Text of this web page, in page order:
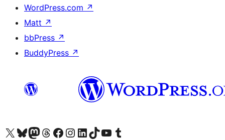
WordPress.com ↗
Matt ↗
bbPress ↗
BuddyPress ↗
Visita nuestra cuenta de X (anteriormente Twitter)
Visita nuestra cuenta de Bluesky
Visita nuestra cuenta de Mastodon
Visita nuestra cuenta de Threads
Visita nuestra página de Facebook
Visita nuestra cuenta de Instagram
Visita nuestra cuenta de LinkedIn
Visita nuestra cuenta de TikTok
Visita nuestro canal de YouTube
Visita nuestra cuenta de Tumblr